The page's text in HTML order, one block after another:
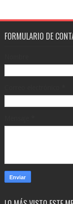
FORMULARIO DE